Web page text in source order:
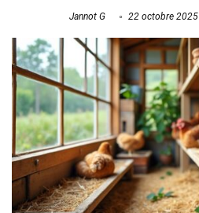
Jannot G 22 octobre 2025